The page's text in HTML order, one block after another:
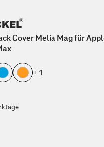
Cover Melia Mag für
+ 1